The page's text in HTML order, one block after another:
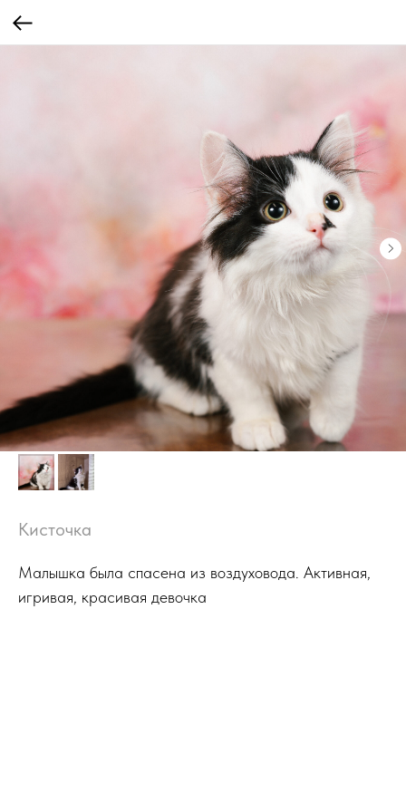
Кисточка
Малышка была спасена из воздуховода. Активная,
игривая, красивая девочка